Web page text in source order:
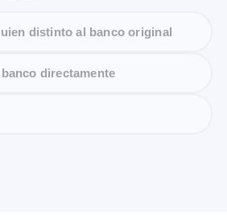
distinto al banco original
directamente